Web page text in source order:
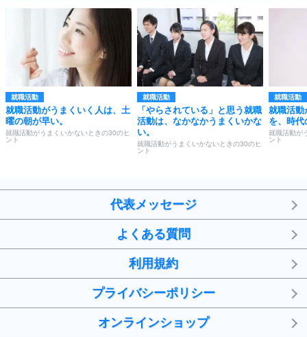
就職活動
就職活動がうまくいく人は、土
曜の朝が早い。
就職活動がうまくいかないときの30のヒ
ント
就職活動
「やらされている」と思う就職
活動は、なかなかうまくいかな
い。
就職活動がうまくいかないときの30のヒ
ント
就職活動
就職活動
を、時代
就職活動が
ント
代表メッセージ
よくある質問
利用規約
プライバシーポリシー
オンラインショップ